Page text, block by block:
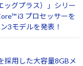
ッグプラス）」シリー
i3 プロセッサーを
3モデルを発表！
採用した大容量8GBメ